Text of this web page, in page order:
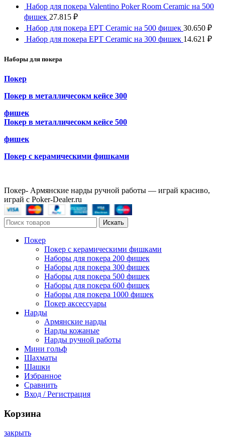
Набор для покера Valentino Poker Room Ceramic на 500
фишек 27.815 ₽
Набор для покера EPT Ceramic на 500 фишек 30.650 ₽
Набор для покера EPT Ceramic на 300 фишек 14.621 ₽
Наборы для покера
Покер
Покер в металличесокм кейсе 300
фишек
Покер в металличесокм кейсе 500
фишек
Покер с керамическими фишками
Покер- Армянские нарды ручной работы — играй красиво,
играй с Poker-Dealer.ru
Искать
Покер
Покер с керамическими фишками
Наборы для покера 200 фишек
Наборы для покера 300 фишек
Наборы для покера 500 фишек
Наборы для покера 600 фишек
Наборы для покера 1000 фишек
Покер аксессуары
Нарды
Армянские нарды
Нарды кожаные
Нарды ручной работы
Мини гольф
Шахматы
Шашки
Избранное
Сравнить
Вход / Регистрация
Корзина
закрыть